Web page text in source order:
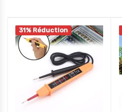
31% Réduction